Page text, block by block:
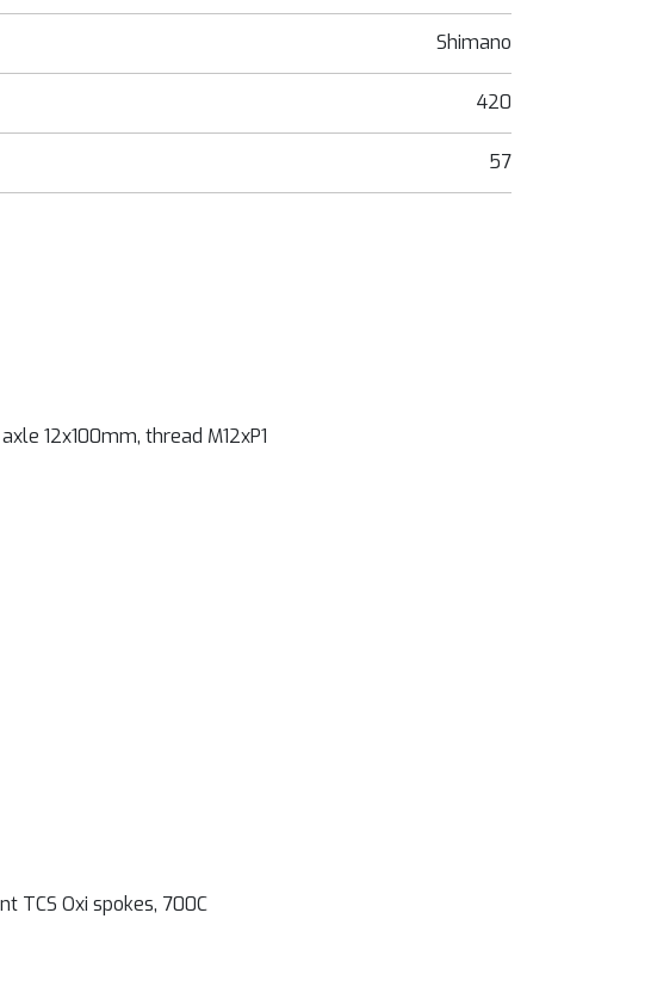
Shimano
420
57
12x100mm, thread M12xP1
TCS Oxi spokes, 700C